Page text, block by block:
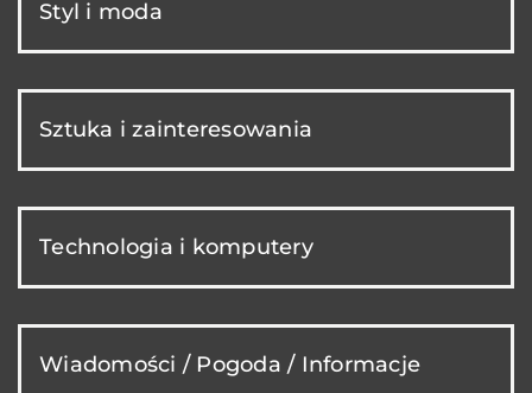
Styl i moda
Sztuka i zainteresowania
Technologia i komputery
Wiadomości / Pogoda / Informacje